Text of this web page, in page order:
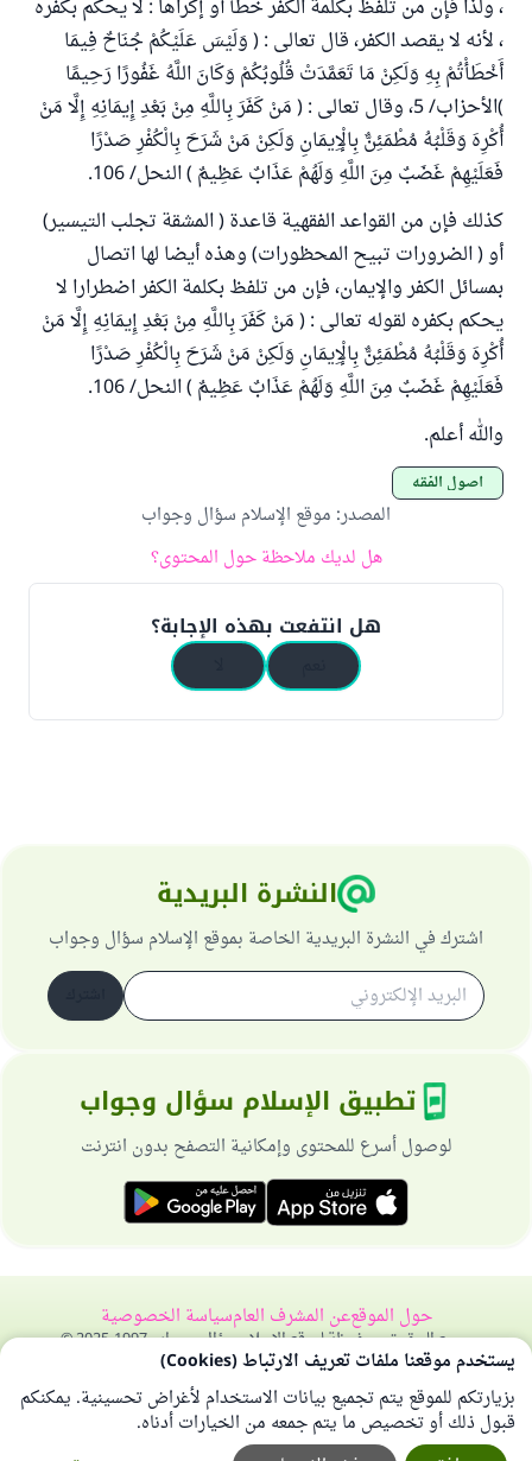
، ولذا فإن من تلفظ بكلمة الكفر خطأ أو إكراها : لا يحكم بكفره
، لأنه لا يقصد الكفر، قال تعالى : ( وَلَيْسَ عَلَيْكُمْ جُنَاحٌ فِيمَا
أَخْطَأْتُمْ بِهِ وَلَكِنْ مَا تَعَمَّدَتْ قُلُوبُكُمْ وَكَانَ اللَّهُ غَفُورًا رَحِيمًا
)الأحزاب/ 5، وقال تعالى : ( مَنْ كَفَرَ بِاللَّهِ مِنْ بَعْدِ إِيمَانِهِ إِلَّا مَنْ
أُكْرِهَ وَقَلْبُهُ مُطْمَئِنٌّ بِالْإِيمَانِ وَلَكِنْ مَنْ شَرَحَ بِالْكُفْرِ صَدْرًا
فَعَلَيْهِمْ غَضَبٌ مِنَ اللَّهِ وَلَهُمْ عَذَابٌ عَظِيمٌ ) النحل/ 106.
كذلك فإن من القواعد الفقهية قاعدة ( المشقة تجلب التيسير)
أو ( الضرورات تبيح المحظورات) وهذه أيضا لها اتصال
بمسائل الكفر والإيمان، فإن من تلفظ بكلمة الكفر اضطرارا لا
يحكم بكفره لقوله تعالى : ( مَنْ كَفَرَ بِاللَّهِ مِنْ بَعْدِ إِيمَانِهِ إِلَّا مَنْ
أُكْرِهَ وَقَلْبُهُ مُطْمَئِنٌّ بِالْإِيمَانِ وَلَكِنْ مَنْ شَرَحَ بِالْكُفْرِ صَدْرًا
فَعَلَيْهِمْ غَضَبٌ مِنَ اللَّهِ وَلَهُمْ عَذَابٌ عَظِيمٌ ) النحل/ 106.
والله أعلم.
أصول الفقه
المصدر: موقع الإسلام سؤال وجواب
هل لديك ملاحظة حول المحتوى؟
هل انتفعت بهذه الإجابة؟
النشرة البريدية
اشترك في النشرة البريدية الخاصة بموقع الإسلام سؤال وجواب
تطبيق الإسلام سؤال وجواب
لوصول أسرع للمحتوى وإمكانية التصفح بدون انترنت
حول الموقععن المشرف العامسياسة الخصوصية
جميع الحقوق محفوظة لموقع الإسلام سؤال وجواب 1997-2025 ©
يستخدم موقعنا ملفات تعريف الارتباط (Cookies)
بزيارتكم للموقع يتم تجميع بيانات الاستخدام لأغراض تحسينية. يمكنكم
قبول ذلك أو تخصيص ما يتم جمعه من الخيارات أدناه.